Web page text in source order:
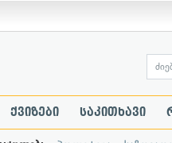
ქვიზები საკითხავი